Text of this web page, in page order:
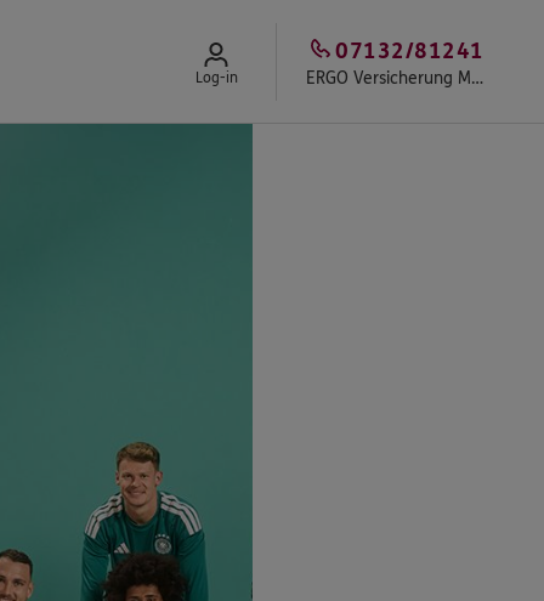
Log-in ERGO Versicherung Marco Steier
07132/81241